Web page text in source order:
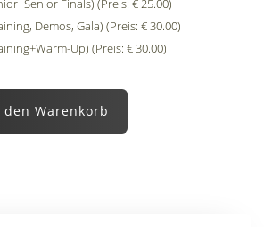
Finals) (Preis: € 25.00)
Demos, Gala) (Preis: € 30.00)
Up) (Preis: € 30.00)
den Warenkorb